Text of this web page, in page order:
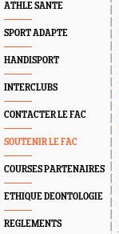
ATHLE SANTE
SPORT ADAPTE
HANDISPORT
INTERCLUBS
CONTACTER LE FAC
SOUTENIR LE FAC
COURSES PARTENAIRES
ETHIQUE DEONTOLOGIE
REGLEMENTS